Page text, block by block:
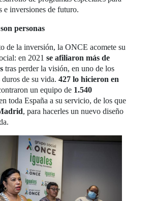
e inversiones de futuro.
personas
de la inversión, la ONCE acomete su
en 2021 se afiliaron más de
tras perder la visión, en uno de los
duros de su vida.427 lo hicieron en
un equipo de 1.540
toda España a su servicio, de los que
, para hacerles un nuevo diseño